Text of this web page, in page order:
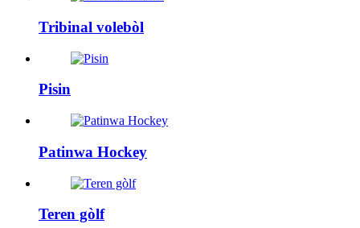
Tribinal volebòl
Pisin
Patinwa Hockey
Teren gòlf